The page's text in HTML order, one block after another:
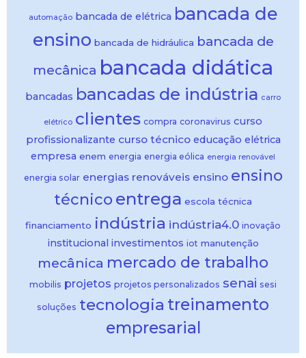
automação bancada de elétrica bancada de
ensino bancada de hidráulica bancada de
mecânica bancada didática
bancadas bancadas de indústria carro
elétrico clientes compra coronavirus curso
profissionalizante curso técnico educação elétrica
empresa enem energia energia eólica energia renovável
energia solar energias renováveis ensino ensino
técnico entrega escola técnica
financiamento indústria indústria4.0 inovação
institucional investimentos iot manutenção
mecânica mercado de trabalho
mobilis projetos projetos personalizados senai sesi
soluções tecnologia treinamento
empresarial